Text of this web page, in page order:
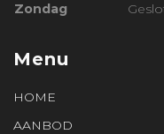
Zondag
Menu
HOME
AANBOD